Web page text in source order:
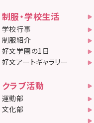
制服・学校生活
学校行事
制服紹介
好文学園の1日
好文アートギャラリー
クラブ活動
運動部
文化部